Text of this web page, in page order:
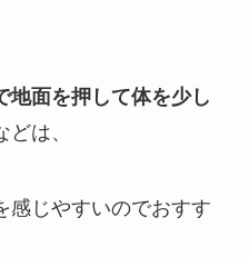
地面を押して体を少し
どは、
感じやすいのでおすす